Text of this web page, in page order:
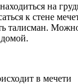
на
к стене
талисман.
домой.
в мечети